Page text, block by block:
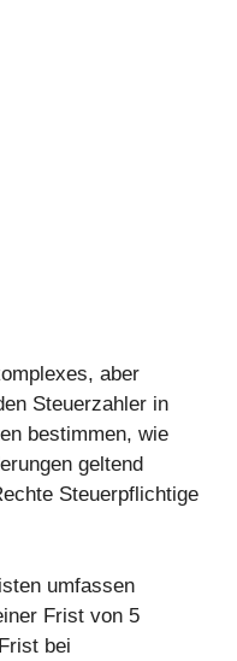
aber
Steuerzahler in
bestimmen, wie
geltend
Steuerpflichtige
umfassen
Frist von 5
bei